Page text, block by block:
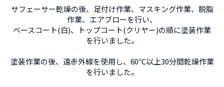
サフェーサー乾燥の後、足付け作業、マスキング作業、脱脂
作業、エアブローを行い、
ベースコート(白)、トップコート(クリヤー)の順に塗装作業
を行いました。
塗装作業の後、遠赤外線を使用し、60℃以上30分間乾燥作業
を行いました。